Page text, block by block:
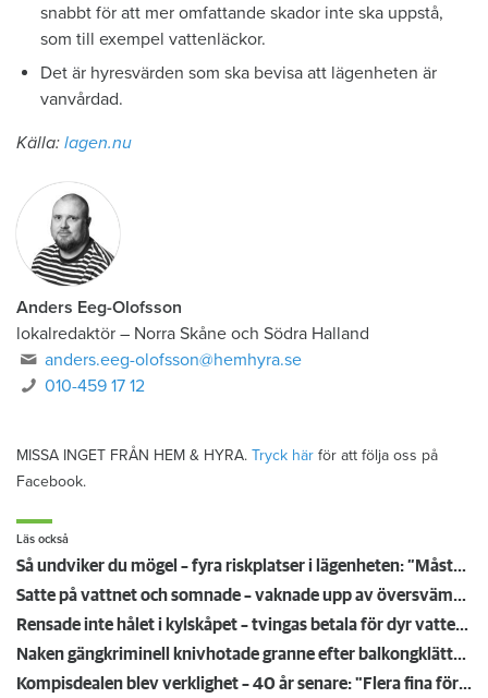
snabbt för att mer omfattande skador inte ska uppstå,
som till exempel vattenläckor.
Det är hyresvärden som ska bevisa att lägenheten är
vanvårdad.
Källa: lagen.nu
Anders Eeg-Olofsson
lokalredaktör – Norra Skåne och Södra Halland
anders.eeg-olofsson@hemhyra.se
010-459 17 12
MISSA INGET FRÅN HEM & HYRA. Tryck här för att följa oss på
Facebook.
Läs också
Så undviker du mögel – fyra riskplatser i lägenheten: ”Måste städa bort”
Satte på vattnet och somnade – vaknade upp av översvämning hos grannen
Rensade inte hålet i kylskåpet – tvingas betala för dyr vattenskada
Naken gängkriminell knivhotade granne efter balkongklättring
Kompisdealen blev verklighet – 40 år senare: "Flera fina fördelar med att dela bostad"